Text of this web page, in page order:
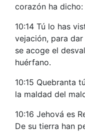
corazón ha
10:14 Tú lo has
vejación, para
se acoge el
huérfano.
10:15 Quebranta
la maldad del
10:16 Jehová es
De su tierra han